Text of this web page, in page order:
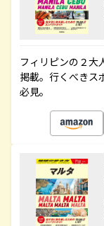
フィリピンの２大
掲載。行くべきス
必見。